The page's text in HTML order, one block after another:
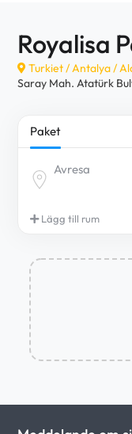
Royalisa
Turkiet /Antalya/
Saray Mah. Atatürk
Paket
Avresa
Lägg till rum